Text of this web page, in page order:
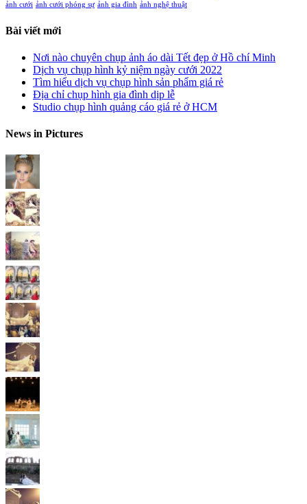
ảnh cưới ảnh cưới phóng sự ảnh gia đình ảnh nghệ thuật
Bài viết mới
Nơi nào chuyên chụp ảnh áo dài Tết đẹp ở Hồ chí Minh
Dịch vụ chụp hình kỷ niệm ngày cưới 2022
Tìm hiểu dịch vụ chụp hình sản phẩm giá rẻ
Địa chỉ chụp hình gia đình dịp lễ
Studio chụp hình quảng cáo giá rẻ ở HCM
News in Pictures